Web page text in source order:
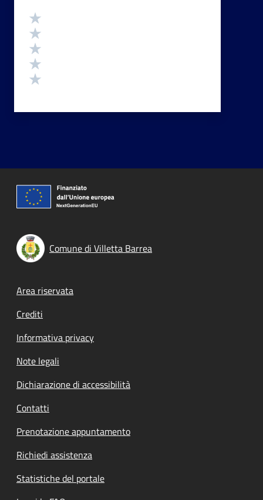
Valutazione
Comune di Villetta Barrea
Footer menu
Area riservata
Crediti
Informativa privacy
Note legali
Dichiarazione di accessibilità
Contatti
Prenotazione appuntamento
Richiedi assistenza
Statistiche del portale